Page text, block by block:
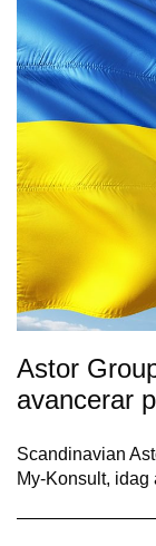
Astor
avancerar
Scandinavian
My-Konsult,